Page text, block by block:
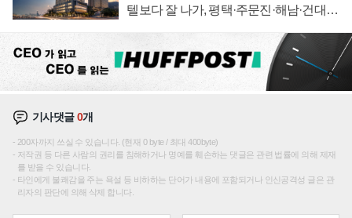
텔보다 잘 나가, 평택·주문진·해남·건대로
기사댓글0개
200자까지 쓰실 수 있습니다. (현재 0 byte / 최대 400byte)
저작권 등 다른 사람의 권리를 침해하거나 명예를 훼손하는 댓글은 관련 법률에 의해 제재
를 받을 수 있습니다.
타인에게 불쾌감을 주는 욕설 등 비하하는 단어가 내용에 포함되거나 인신공격성 글은 관
리자의 판단에 의해 삭제 합니다.